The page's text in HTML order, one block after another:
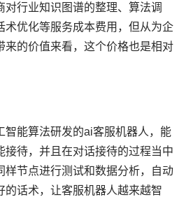
对行业知识图谱的整理、算法调
术优化等服务成本费用，但从为企
来的价值来看，这个价格也是相对
智能算法研发的ai客服机器人，能
接待，并且在对话接待的过程当中
样节点进行测试和数据分析，自动
的话术，让客服机器人越来越智